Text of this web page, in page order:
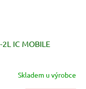
IC MOBILE
Skladem u výrobce